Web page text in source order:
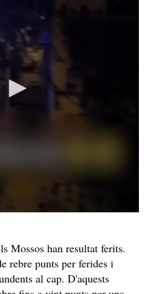
Mossos han resultat ferits.
rebre punts per ferides i
al cap. D'aquests